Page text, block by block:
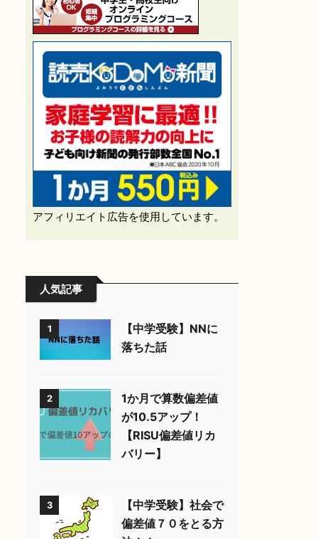
アフィリエイト広告を使用しています。
人気記事
1
【中学受験】NNに
落ちた話
2
1か月で算数偏差値
が10.5アップ！
【RISU偏差値リカ
バリー】
3
【中学受験】社会で
偏差値７０をとる方